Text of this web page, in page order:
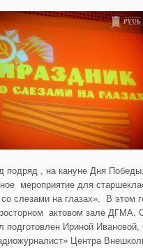
подряд , на кануне Дня
мероприятие для
слезами на глазах».
В этом
актовом зале ДГМА.
подготовлен Ириной Ивановой,
Центра